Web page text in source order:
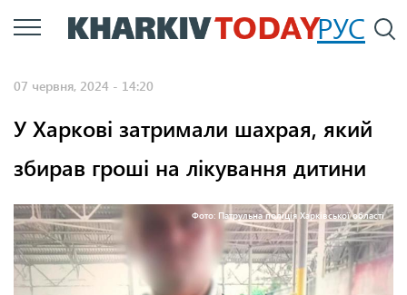
Перейти
до
РУС
07 червня, 2024 - 14:20
У Харкові затримали шахрая, який
збирав гроші на лікування дитини
Фото: Патрульна поліція Харківської області